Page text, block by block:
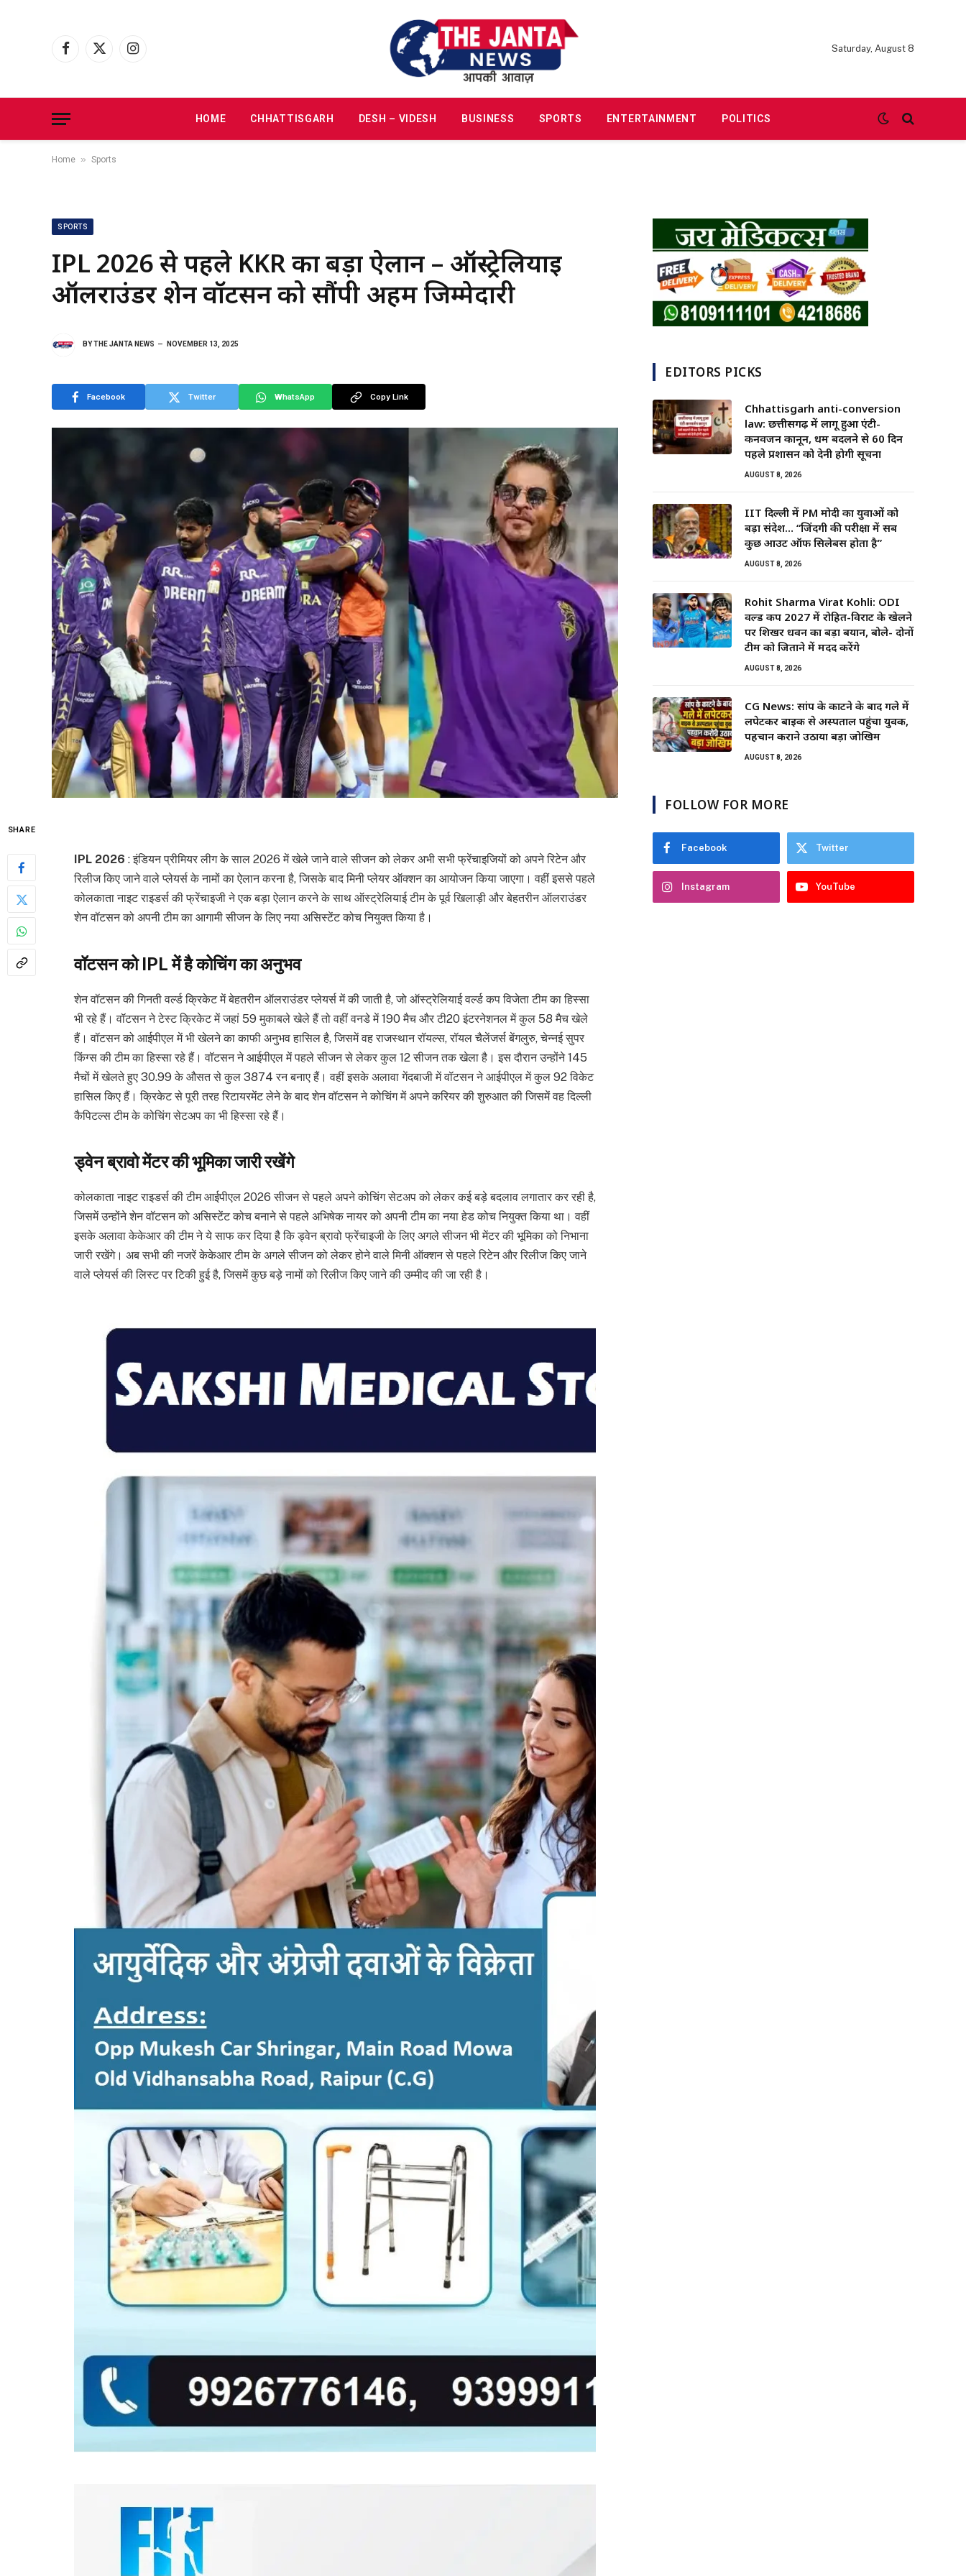
Facebook
X
Instagram
Saturday, August 8
HOME CHHATTISGARH DESH – VIDESH BUSINESS SPORTS ENTERTAINMENT POLITICS
Home » Sports
SPORTS
IPL 2026 से पहले KKR का बड़ा ऐलान – ऑस्ट्रेलियाई
ऑलराउंडर शेन वॉटसन को सौंपी अहम जिम्मेदारी
BYTHE JANTA NEWS NOVEMBER 13, 2025
Facebook Twitter WhatsApp Copy Link
SHARE
IPL 2026 : इंडियन प्रीमियर लीग के साल 2026 में खेले जाने वाले सीजन को लेकर अभी सभी फ्रेंचाइजियों को अपने रिटेन और
रिलीज किए जाने वाले प्लेयर्स के नामों का ऐलान करना है, जिसके बाद मिनी प्लेयर ऑक्शन का आयोजन किया जाएगा। वहीं इससे पहले
कोलकाता नाइट राइडर्स की फ्रेंचाइजी ने एक बड़ा ऐलान करने के साथ ऑस्ट्रेलियाई टीम के पूर्व खिलाड़ी और बेहतरीन ऑलराउंडर
शेन वॉटसन को अपनी टीम का आगामी सीजन के लिए नया असिस्टेंट कोच नियुक्त किया है।
वॉटसन को IPL में है कोचिंग का अनुभव
शेन वॉटसन की गिनती वर्ल्ड क्रिकेट में बेहतरीन ऑलराउंडर प्लेयर्स में की जाती है, जो ऑस्ट्रेलियाई वर्ल्ड कप विजेता टीम का हिस्सा
भी रहे हैं। वॉटसन ने टेस्ट क्रिकेट में जहां 59 मुकाबले खेले हैं तो वहीं वनडे में 190 मैच और टी20 इंटरनेशनल में कुल 58 मैच खेले
हैं। वॉटसन को आईपीएल में भी खेलने का काफी अनुभव हासिल है, जिसमें वह राजस्थान रॉयल्स, रॉयल चैलेंजर्स बेंगलुरु, चेन्नई सुपर
किंग्स की टीम का हिस्सा रहे हैं। वॉटसन ने आईपीएल में पहले सीजन से लेकर कुल 12 सीजन तक खेला है। इस दौरान उन्होंने 145
मैचों में खेलते हुए 30.99 के औसत से कुल 3874 रन बनाए हैं। वहीं इसके अलावा गेंदबाजी में वॉटसन ने आईपीएल में कुल 92 विकेट
हासिल किए हैं। क्रिकेट से पूरी तरह रिटायरमेंट लेने के बाद शेन वॉटसन ने कोचिंग में अपने करियर की शुरुआत की जिसमें वह दिल्ली
कैपिटल्स टीम के कोचिंग सेटअप का भी हिस्सा रहे हैं।
ड्वेन ब्रावो मेंटर की भूमिका जारी रखेंगे
कोलकाता नाइट राइडर्स की टीम आईपीएल 2026 सीजन से पहले अपने कोचिंग सेटअप को लेकर कई बड़े बदलाव लगातार कर रही है,
जिसमें उन्होंने शेन वॉटसन को असिस्टेंट कोच बनाने से पहले अभिषेक नायर को अपनी टीम का नया हेड कोच नियुक्त किया था। वहीं
इसके अलावा केकेआर की टीम ने ये साफ कर दिया है कि ड्वेन ब्रावो फ्रेंचाइजी के लिए अगले सीजन भी मेंटर की भूमिका को निभाना
जारी रखेंगे। अब सभी की नजरें केकेआर टीम के अगले सीजन को लेकर होने वाले मिनी ऑक्शन से पहले रिटेन और रिलीज किए जाने
वाले प्लेयर्स की लिस्ट पर टिकी हुई है, जिसमें कुछ बड़े नामों को रिलीज किए जाने की उम्मीद की जा रही है।
EDITORS PICKS
Chhattisgarh anti-conversion
law: छत्तीसगढ़ में लागू हुआ एंटी-
कनवर्जन कानून, धर्म बदलने से 60 दिन
पहले प्रशासन को देनी होगी सूचना
AUGUST 8, 2026
IIT दिल्ली में PM मोदी का युवाओं को
बड़ा संदेश… “जिंदगी की परीक्षा में सब
कुछ आउट ऑफ सिलेबस होता है”
AUGUST 8, 2026
Rohit Sharma Virat Kohli: ODI
वर्ल्ड कप 2027 में रोहित-विराट के खेलने
पर शिखर धवन का बड़ा बयान, बोले- दोनों
टीम को जिताने में मदद करेंगे
AUGUST 8, 2026
CG News: सांप के काटने के बाद गले में
लपेटकर बाइक से अस्पताल पहुंचा युवक,
पहचान कराने उठाया बड़ा जोखिम
AUGUST 8, 2026
FOLLOW FOR MORE
Facebook Twitter
Instagram YouTube